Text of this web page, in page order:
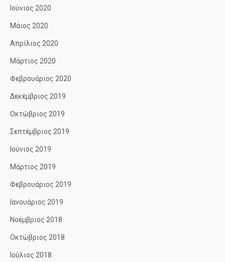
Ιούνιος 2020
Μάιος 2020
Απρίλιος 2020
Μάρτιος 2020
Φεβρουάριος 2020
Δεκέμβριος 2019
Οκτώβριος 2019
Σεπτέμβριος 2019
Ιούνιος 2019
Μάρτιος 2019
Φεβρουάριος 2019
Ιανουάριος 2019
Νοέμβριος 2018
Οκτώβριος 2018
Ιούλιος 2018